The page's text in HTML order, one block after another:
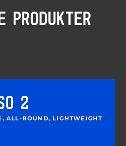
PRODUKTER
2
ALL-ROUND, LIGHTWEIGHT